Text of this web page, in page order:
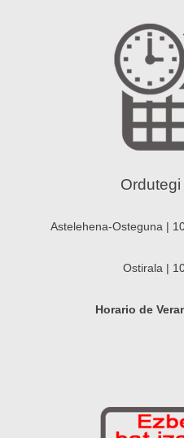
Astelehena-Osteguna |
Ostirala |
Horario de